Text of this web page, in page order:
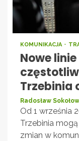
KOMUNIKACJA
Nowe
Trzebinia
Radosław
Od 1 września
Trzebinia
zmian w